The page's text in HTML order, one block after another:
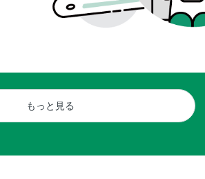
もっと見る